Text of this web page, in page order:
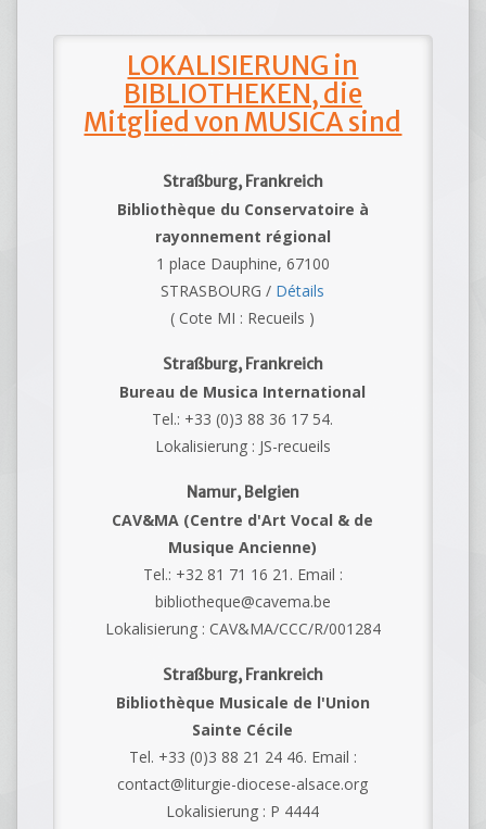
LOKALISIERUNG in
BIBLIOTHEKEN, die
Mitglied von MUSICA sind
Straßburg, Frankreich
Bibliothèque du Conservatoire à
rayonnement régional
1 place Dauphine, 67100
STRASBOURG / Détails
( Cote MI : Recueils )
Straßburg, Frankreich
Bureau de Musica International
Tel.: +33 (0)3 88 36 17 54.
Lokalisierung : JS-recueils
Namur, Belgien
CAV&MA (Centre d'Art Vocal & de
Musique Ancienne)
Tel.: +32 81 71 16 21. Email :
bibliotheque@cavema.be
Lokalisierung : CAV&MA/CCC/R/001284
Straßburg, Frankreich
Bibliothèque Musicale de l'Union
Sainte Cécile
Tel. +33 (0)3 88 21 24 46. Email :
contact@liturgie-diocese-alsace.org
Lokalisierung : P 4444